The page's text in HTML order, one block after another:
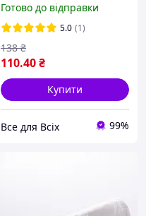
герметичні для
вакуумування продуктів
зберігання
Готово до відправки
5.0 (1)
110.40₴
138 ₴
Купити
Все для Всіх 99%